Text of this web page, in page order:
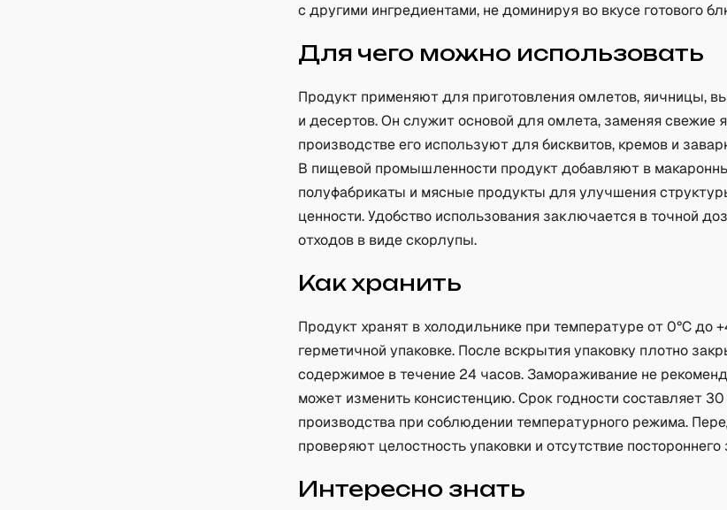
с другими ингредиентами, не доминируя во вкусе готового
Для чего можно использовать
Продукт применяют для приготовления омлетов, яичницы,
и десертов. Он служит основой для омлета, заменяя свежие
производстве его используют для бисквитов, кремов и
В пищевой промышленности продукт добавляют в
полуфабрикаты и мясные продукты для улучшения
ценности. Удобство использования заключается в точной
отходов в виде скорлупы.
Как хранить
Продукт хранят в холодильнике при температуре от 0°C до
герметичной упаковке. После вскрытия упаковку плотно
содержимое в течение 24 часов. Замораживание не
может изменить консистенцию. Срок годности составляет
производства при соблюдении температурного режима.
проверяют целостность упаковки и отсутствие постороннего
Интересно знать